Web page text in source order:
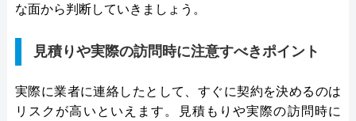
な面から判断していきましょう。
見積りや実際の訪問時に注意すべきポイント
実際に業者に連絡したとして、すぐに契約を決めるのは
リスクが高いといえます。見積もりや実際の訪問時に